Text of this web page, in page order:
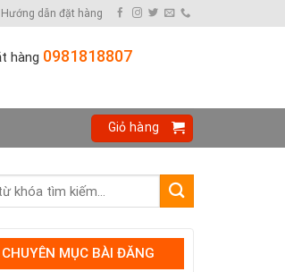
Hướng dẫn đặt hàng
hàng 0981818807
Giỏ hàng
CHUYÊN MỤC BÀI ĐĂNG